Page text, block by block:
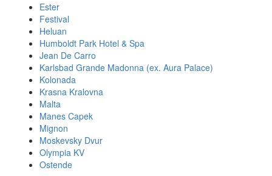
Ester
Festival
Heluan
Humboldt Park Hotel & Spa
Jean De Carro
Karlsbad Grande Madonna (ex. Aura Palace)
Kolonada
Krasna Kralovna
Malta
Manes Capek
Mignon
Moskevsky Dvur
Olympia KV
Ostende